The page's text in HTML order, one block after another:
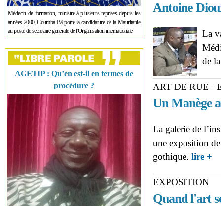
Médecin de formation, ministre à plusieurs reprises depuis les
années 2000, Coumba Bâ porte la candidature de la Mauritanie
au poste de secrétaire générale de l'Organisation internationale
AGETIP : Qu’en est-il en termes de
procédure ?
Antoine
La
de
ART DE RUE -
Un Manège
La galerie de
une exposition
gothique. lire +
EXPOSITION
Quand l'art